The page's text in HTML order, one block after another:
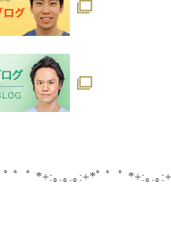
゜ﾟ *+:｡.｡.｡:+*ﾟ ゜ﾟ *+:｡.｡